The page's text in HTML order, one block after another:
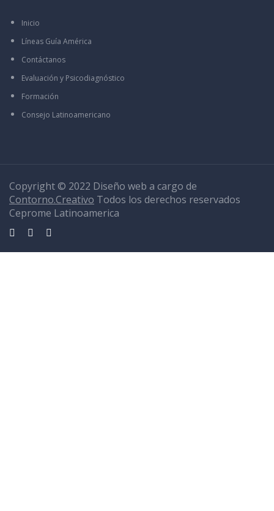
Inicio
Líneas Guía América
Contáctanos
Evaluación y Psicodiagnóstico
Formación
Consejo Latinoamericano
Copyright © 2022 Diseño web a cargo de
Contorno.Creativo Todos los derechos reservados
Ceprome Latinoamerica